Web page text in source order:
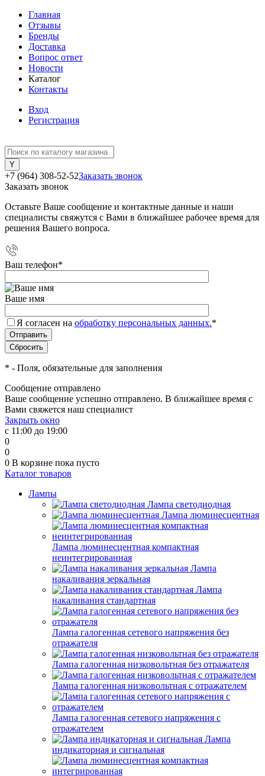
Главная
Отзывы
Бренды
Доставка
Вопрос ответ
Новости
Каталог
Контакты
Вход
Регистрация
+7 (964) 308-52-52Заказать звонок
Заказать звонок
Оставьте Ваше сообщение и контактные данные и наши
специалисты свяжутся с Вами в ближайшее рабочее время для
решения Вашего вопроса.
Ваш телефон*
Ваше имя
Я согласен на обработку персональных данных.*
* - Поля, обязательные для заполнения
Сообщение отправлено
Ваше сообщение успешно отправлено. В ближайшее время с
Вами свяжется наш специалист
Закрыть окно
с 11:00 до 19:00
0
0
0 В корзине пока пусто
Каталог товаров
Лампы
Лампа светодиодная
Лампа люминесцентная
Лампа люминесцентная компактная
неинтегрированная
Лампа
накаливания зеркальная
Лампа
накаливания стандартная
Лампа галогенная сетевого напряжения без
отражателя
Лампа галогенная низковольтная без отражателя
Лампа галогенная низковольтная с отражателем
Лампа галогенная сетевого напряжения с
отражателем
Лампа
индикаторная и сигнальная